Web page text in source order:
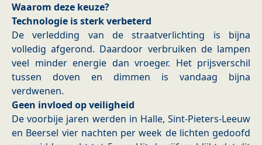
Waarom deze keuze?
Technologie is sterk verbeterd
De verledding van de straatverlichting is bijna
volledig afgerond. Daardoor verbruiken de lampen
veel minder energie dan vroeger. Het prijsverschil
tussen doven en dimmen is vandaag bijna
verdwenen.
Geen invloed op veiligheid
De voorbije jaren werden in Halle, Sint-Pieters-Leeuw
en Beersel vier nachten per week de lichten gedoofd